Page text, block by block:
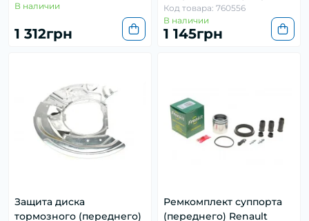
В наличии
1 312грн
Код товара: 760556
В наличии
1 145грн
Защита диска
тормозного (переднего)
Ремкомплект суппорта
(переднего) Renault